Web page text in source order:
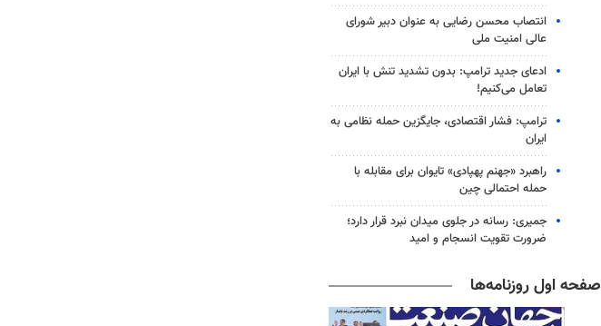
انتصاب محسن رضایی به عنوان دبیر شورای
عالی امنیت ملی
ادعای جدید ترامپ: بدون تشدید تنش با ایران
تعامل می‌کنیم!
ترامپ: فشار اقتصادی، جایگزین حمله نظامی به
ایران
راهبرد «جهنم پهپادی» تایوان برای مقابله با
حمله احتمالی چین
جمیری: رسانه‌ در جلوی میدان نبرد قرار دارد؛
ضرورت تقویت انسجام و امید
صفحه اول روزنامه‌ها